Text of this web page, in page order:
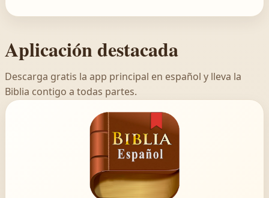
Aplicación destacada
Descarga gratis la app principal en español y lleva la
Biblia contigo a todas partes.